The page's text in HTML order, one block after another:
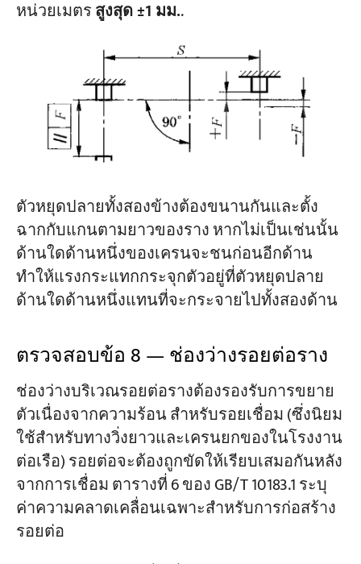
หน่วยเมตรสูงสุด ±1 มม..
ตัวหยุดปลายทั้งสองข้างต้องขนานกันและตั้ง
ฉากกับแกนตามยาวของราง หากไม่เป็นเช่นนั้น
ด้านใดด้านหนึ่งของเครนจะชนก่อนอีกด้าน
ทำให้แรงกระแทกกระจุกตัวอยู่ที่ตัวหยุดปลาย
ด้านใดด้านหนึ่งแทนที่จะกระจายไปทั้งสองด้าน
ตรวจสอบข้อ 8 — ช่องว่างรอยต่อราง
ช่องว่างบริเวณรอยต่อรางต้องรองรับการขยาย
ตัวเนื่องจากความร้อน สำหรับรอยเชื่อม (ซึ่งนิยม
ใช้สำหรับทางวิ่งยาวและเครนยกของในโรงงาน
ต่อเรือ) รอยต่อจะต้องถูกขัดให้เรียบเสมอกันหลัง
จากการเชื่อม ตารางที่ 6 ของ GB/T 10183.1 ระบุ
ค่าความคลาดเคลื่อนเฉพาะสำหรับการก่อสร้าง
รอยต่อ